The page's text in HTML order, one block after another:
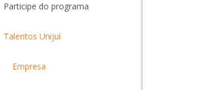
Participe do programa
Talentos Unijuí
Empresa